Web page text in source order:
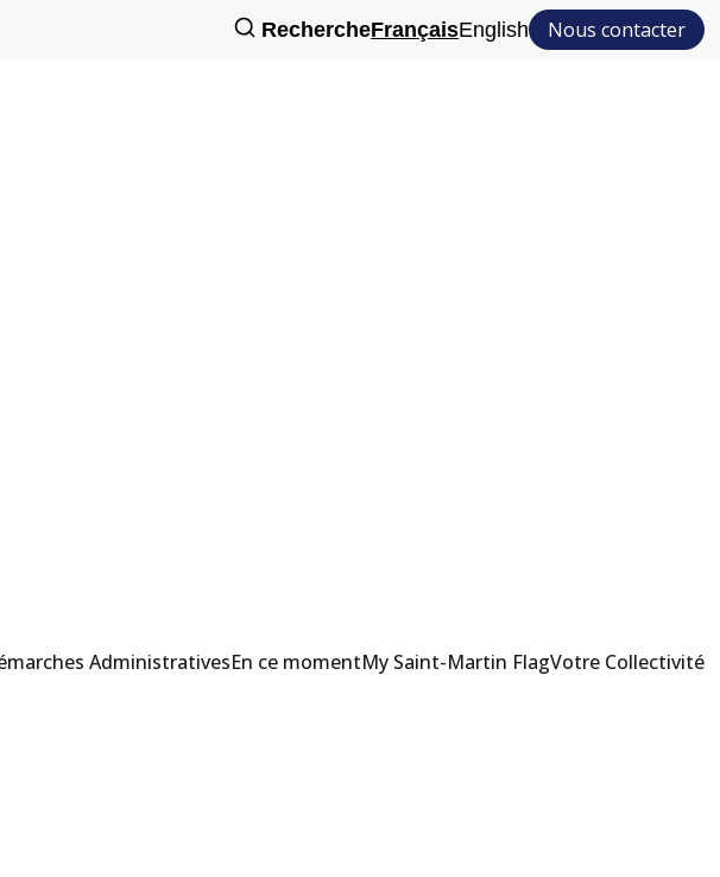
RechercheFrançaisEnglish Nous contacter
AdministrativesEn ce momentMy Saint-Martin FlagVotre Collectivité